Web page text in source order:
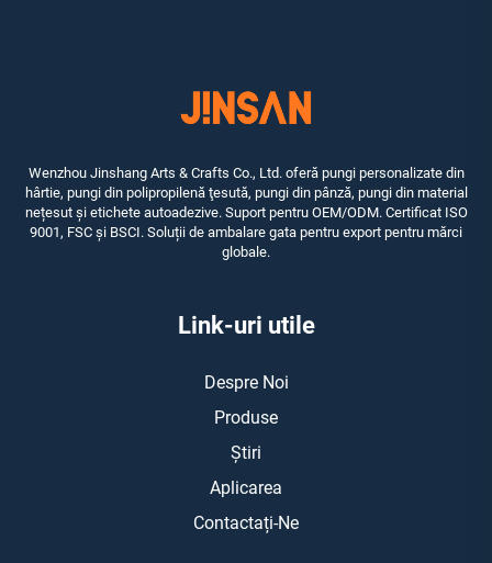
Wenzhou Jinshang Arts & Crafts Co., Ltd. oferă pungi personalizate din
hârtie, pungi din polipropilenă ţesută, pungi din pânză, pungi din material
nețesut și etichete autoadezive. Suport pentru OEM/ODM. Certificat ISO
9001, FSC și BSCI. Soluții de ambalare gata pentru export pentru mărci
globale.
Link-uri utile
Despre Noi
Produse
Știri
Aplicarea
Contactați-Ne